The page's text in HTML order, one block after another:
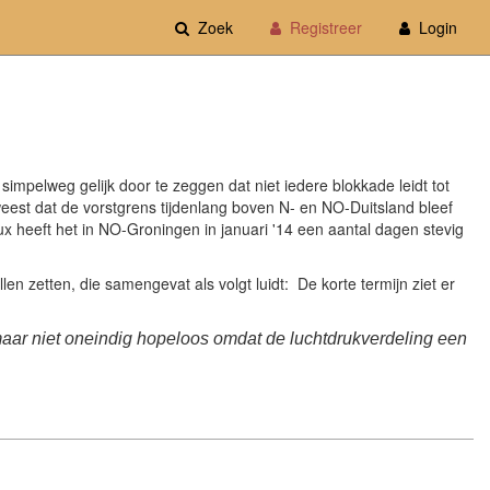
Zoek Registreer Login
gelijk door te zeggen dat niet iedere blokkade leidt tot
dat de vorstgrens tijdenlang boven N- en NO-Duitsland bleef
heeft het in NO-Groningen in januari '14 een aantal dagen stevig
zetten, die samengevat als volgt luidt: De korte termijn ziet er
niet oneindig hopeloos omdat de luchtdrukverdeling een